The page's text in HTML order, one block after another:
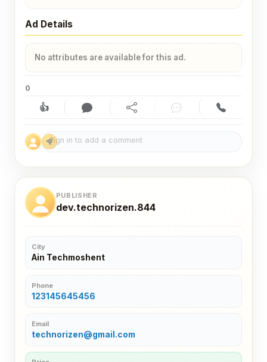
Ad Details
No attributes are available for this ad.
0
👍
Like (0) Comment (0)Share Chat Contact
PUBLISHER
dev.technorizen.844
City
Ain Techmoshent
Phone
123145645456
Email
technorizen@gmail.com